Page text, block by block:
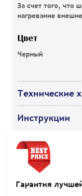
За счет того, что
нагревание
Цвет
Черный
Технические
Инструкции
Гарантия